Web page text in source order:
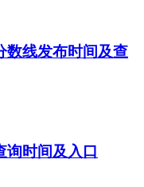
数线发布时间及查
询时间及入口